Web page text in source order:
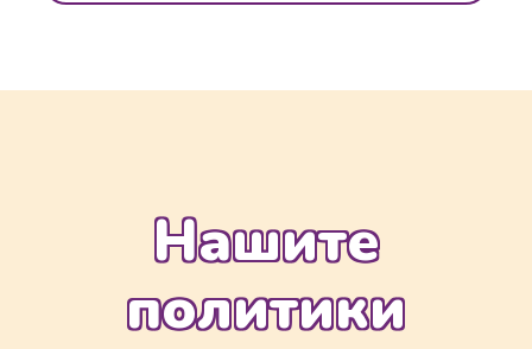
Нашите
политики